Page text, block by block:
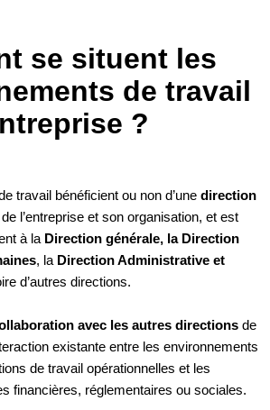
se situent les
de travail
?
travail bénéficient ou non d’une direction
l’entreprise et son organisation, et est
à la Direction générale, la Direction
, la Direction Administrative et
d’autres directions.
avec les autres directions de
existante entre les environnements
de travail opérationnelles et les
financières, réglementaires ou sociales.